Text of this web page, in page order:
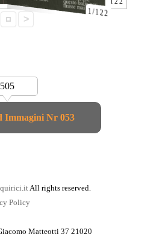
>
Immagini Nr 053
505
All rights reserved.
Policy
Matteotti 37 21020